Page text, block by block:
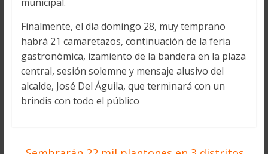
Finalmente, el día domingo 28, muy temprano
habrá 21 camaretazos, continuación de la feria
gastronómica, izamiento de la bandera en la plaza
central, sesión solemne y mensaje alusivo del
alcalde, José Del Águila, que terminará con un
brindis con todo el público